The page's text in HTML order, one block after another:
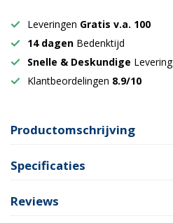
Leveringen Gratis v.a. 100
14 dagen Bedenktijd
Snelle & Deskundige Levering
Klantbeordelingen 8.9/10
Productomschrijving
Specificaties
Reviews